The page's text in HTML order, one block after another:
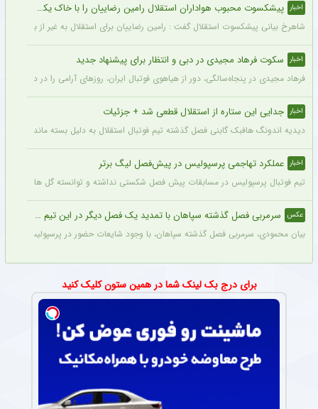
اخبار پیشکسوت محبوب هواداران استقلال رامین رضاییان را با خاک یکسان کرد + جزئیات
شاهرخ بیانی پیشکسوت استقلال گفت : رامین رضاییان برای استقلال به غیر از بازار
اخبار سکوت فرهاد مجیدی در دبی و انتظار برای پیشنهاد جدید
فرهاد مجیدی در پنجاه‌سالگی، دور از هیاهوی فوتبال ایران، روزهای آرامی را در دبی
اخبار جدایی این ستاره از استقلال قطعی شد + جزئیات
دیدیه اندونگ هافبک گابنی فصل گذشته تیم فوتبال استقلال به دلیل بسته ماندن پنجره
اخبار عملکرد تهاجمی پرسپولیس در پیش‌فصل لیگ برتر
تیم فوتبال پرسپولیس در مسابقات پیش فصل شکستی نداشته و توانسته گل های زیادی
عکس سرمربی فصل گذشته سپاهان با تمدید یک فصل دیگر در این تیم ماند + عکس
بیان محمودی، سرمربی فصل گذشته سپاهان، با وجود شایعات حضور در پرسپولیس،
برای درج بک لینک شما در همین ستون کلیک کنید